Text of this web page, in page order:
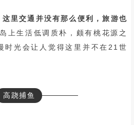
里交通并没有那么便利，旅游也
岛上生活低调质朴，颇有桃花源之
时光会让人觉得这里并不在21世
高跷捕鱼